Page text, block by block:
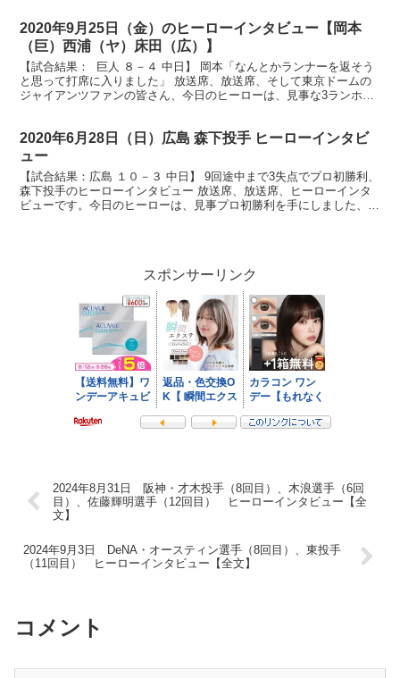
2020年9月25日（金）のヒーローインタビュー【岡本
（巨）西浦（ヤ）床田（広）】
【試合結果： 巨人 ８－４ 中日】 岡本「なんとかランナーを返そう
と思って打席に入りました」 放送席、放送席、そして東京ドームの
ジャイアンツファンの皆さん、今日のヒーローは、見事な3ランホー
2020年6月28日（日）広島 森下投手 ヒーローインタビ
ュー
【試合結果：広島 １０－３ 中日】 9回途中まで3失点でプロ初勝利、
森下投手のヒーローインタビュー 放送席、放送席、ヒーローインタ
ビューです。今日のヒーローは、見事プロ初勝利を手にしました、森
スポンサーリンク
2024年8月31日 阪神・才木投手（8回目）、木浪選手（6回
目）、佐藤輝明選手（12回目） ヒーローインタビュー【全
文】
2024年9月3日 DeNA・オースティン選手（8回目）、東投手
（11回目） ヒーローインタビュー【全文】
コメント